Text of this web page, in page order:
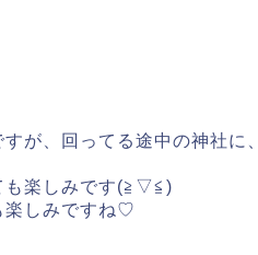
が、回ってる途中の神社に、
も楽しみです(≧▽≦)
楽しみですね♡